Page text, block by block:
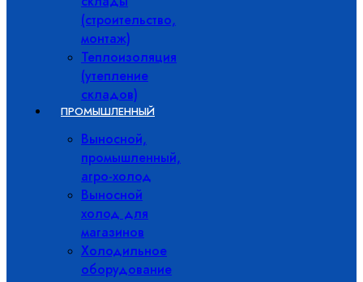
(строительство,
монтаж)
Теплоизоляция
(утепление
складов)
ПРОМЫШЛЕННЫЙ
Выносной,
промышленный,
агро-холод
Выносной
холод для
магазинов
Холодильное
оборудование